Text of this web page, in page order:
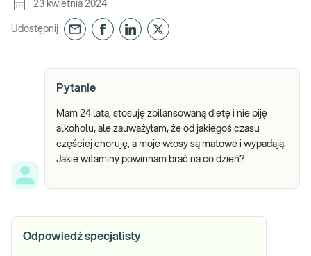
23 kwietnia 2024
Udostępnij
Pytanie
Mam 24 lata, stosuję zbilansowaną dietę i nie piję
alkoholu, ale zauważyłam, że od jakiegoś czasu
częściej choruję, a moje włosy są matowe i wypadają.
Jakie witaminy powinnam brać na co dzień?
Odpowiedź specjalisty